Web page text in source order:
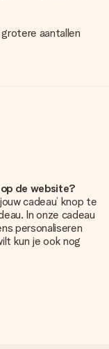
aantallen
de website?
cadeau’ knop te
In onze cadeau
personaliseren
kun je ook nog
inclusief de